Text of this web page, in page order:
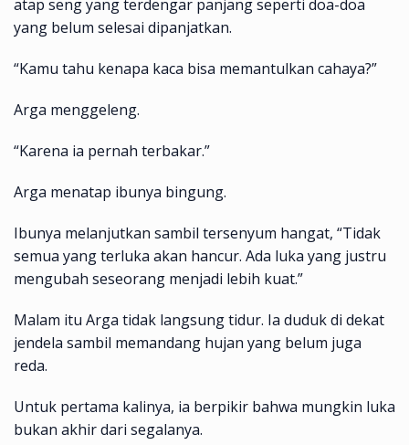
atap seng yang terdengar panjang seperti doa-doa
yang belum selesai dipanjatkan.
“Kamu tahu kenapa kaca bisa memantulkan cahaya?”
Arga menggeleng.
“Karena ia pernah terbakar.”
Arga menatap ibunya bingung.
Ibunya melanjutkan sambil tersenyum hangat, “Tidak
semua yang terluka akan hancur. Ada luka yang justru
mengubah seseorang menjadi lebih kuat.”
Malam itu Arga tidak langsung tidur. Ia duduk di dekat
jendela sambil memandang hujan yang belum juga
reda.
Untuk pertama kalinya, ia berpikir bahwa mungkin luka
bukan akhir dari segalanya.